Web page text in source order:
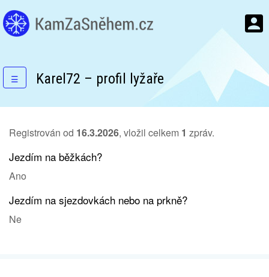
☰ Karel72 – profil lyžaře
Registrován od 16.3.2026, vložil celkem 1 zpráv.
Jezdím na běžkách?
Ano
Jezdím na sjezdovkách nebo na prkně?
Ne